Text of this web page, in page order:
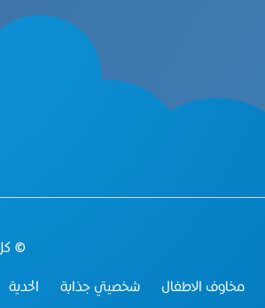
© كل
مخاوف الاطفال شخصيتي جذابة الحدية